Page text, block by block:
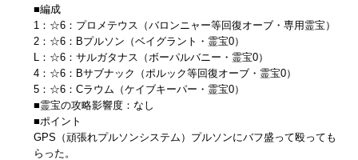
■編成
1：☆6：プロメテウス（バロンニャー等回復オーブ・専用霊宝）
2：☆6：Bプルソン（ベイグラント・霊宝0）
L：☆6：サルガタナス（ボーパルバニー・霊宝0）
4：☆6：Bサブナック（ポルック等回復オーブ・霊宝0）
5：☆6：Cラウム（ケイブキーパー・霊宝0）
■霊宝の攻略影響度：なし
■ポイント
GPS（頑張れプルソンシステム）プルソンにバフ盛って殴っても
らった。